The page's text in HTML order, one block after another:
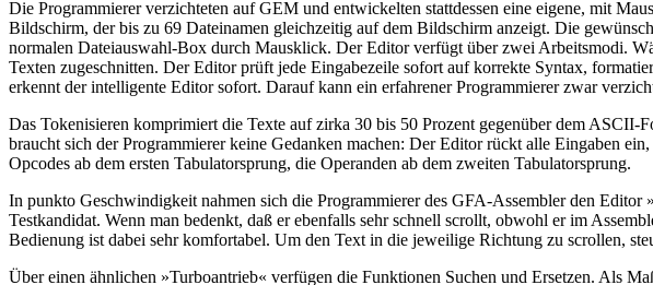
Die Programmierer verzichteten auf GEM und entwickelten stattdessen eine eigene, mit
Bildschirm, der bis zu 69 Dateinamen gleichzeitig auf dem Bildschirm anzeigt. Die
normalen Dateiauswahl-Box durch Mausklick. Der Editor verfügt über zwei Arbeitsmodi.
Texten zugeschnitten. Der Editor prüft jede Eingabezeile sofort auf korrekte Syntax,
erkennt der intelligente Editor sofort. Darauf kann ein erfahrener Programmierer zwar
Das Tokenisieren komprimiert die Texte auf zirka 30 bis 50 Prozent gegenüber dem
braucht sich der Programmierer keine Gedanken machen: Der Editor rückt alle Eingaben
Opcodes ab dem ersten Tabulatorsprung, die Operanden ab dem zweiten Tabulatorsprung.
In punkto Geschwindigkeit nahmen sich die Programmierer des GFA-Assembler den
Testkandidat. Wenn man bedenkt, daß er ebenfalls sehr schnell scrollt, obwohl er im
Bedienung ist dabei sehr komfortabel. Um den Text in die jeweilige Richtung zu scrollen,
Über einen ähnlichen »Turboantrieb« verfügen die Funktionen Suchen und Ersetzen. Als